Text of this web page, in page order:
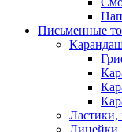
Письменные
Ластики,
Линейки,